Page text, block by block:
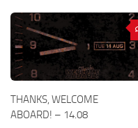
THANKS, WELCOME
ABOARD! – 14.08